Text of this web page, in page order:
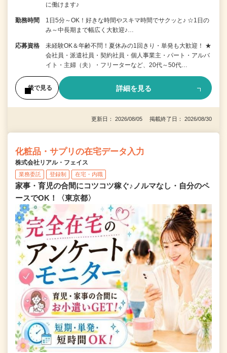
に働けます♪
勤務時間
1日5分～OK！好きな時間やスキマ時間でサクッと♪ ☆1日の
み～中長期まで幅広く大歓迎♪…
応募資格
未経験OK＆年齢不問！夏休みの1回きり・単発も大歓迎！ ★
会社員・派遣社員・契約社員・個人事業主・パート・アルバ
イト・主婦（夫）・フリーターなど、20代～50代…
後で見る 詳細を見る
更新日： 2026/08/05 掲載終了日： 2026/08/30
化粧品・サプリの在宅データ入力
株式会社リアル・フェイス
業務委託 登録制 在宅・内職
家事・育児の合間にコツコツ稼ぐ♪ノルマなし・自分のペ
ースでOK！〈東京都〉